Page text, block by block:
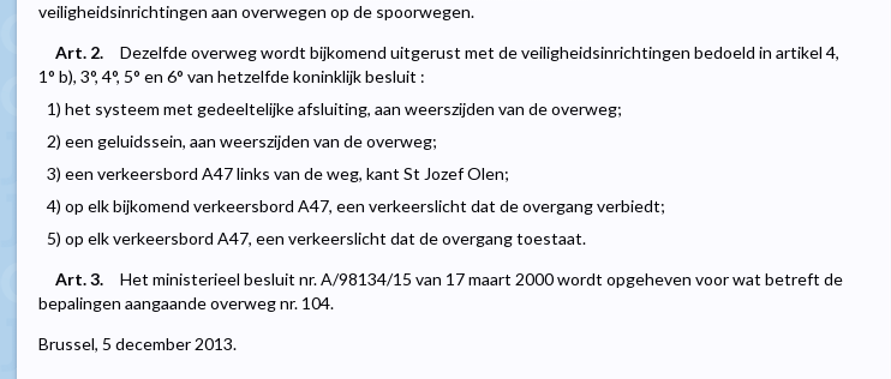
veiligheidsinrichtingen aan overwegen op de spoorwegen.
Art. 2.
Dezelfde overweg wordt bijkomend uitgerust met de veiligheidsinrichtingen bedoeld in artikel 4,
1° b), 3°, 4°, 5° en 6° van hetzelfde koninklijk besluit :
1) het systeem met gedeeltelijke afsluiting, aan weerszijden van de overweg;
2) een geluidssein, aan weerszijden van de overweg;
3) een verkeersbord A47 links van de weg, kant St Jozef Olen;
4) op elk bijkomend verkeersbord A47, een verkeerslicht dat de overgang verbiedt;
5) op elk verkeersbord A47, een verkeerslicht dat de overgang toestaat.
Art. 3.
Het ministerieel besluit nr. A/98134/15 van 17 maart 2000 wordt opgeheven voor wat betreft de
bepalingen aangaande overweg nr. 104.
Brussel, 5 december 2013.